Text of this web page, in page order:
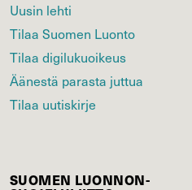
Uusin lehti
Tilaa Suomen Luonto
Tilaa digilukuoikeus
Äänestä parasta juttua
Tilaa uutiskirje
SUOMEN LUONNON­